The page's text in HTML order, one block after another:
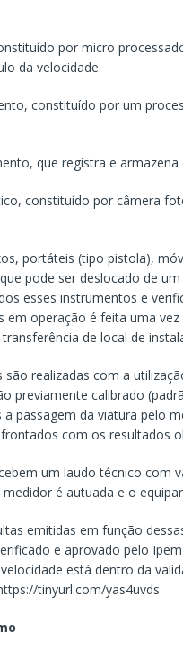
por micro
da velocidade.
constituído por um
que registra e
constituído por câmera
portáteis (tipo pistola),
pode ser deslocado de
esses instrumentos e
em operação é feita uma
de local de
realizadas com a
previamente calibrado
a passagem da viatura pelo
com os resultados
um laudo técnico com
é autuada e o
emitidas em função
e aprovado pelo
está dentro da
tinyurl.com/yas4uvds